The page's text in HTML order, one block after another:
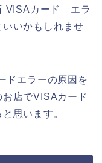
VISAカード エラ
いかもしれませ
ドエラーの原因を
店でVISAカード
思います。